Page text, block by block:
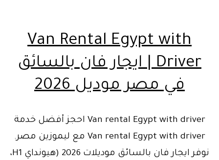
Van Rental Egypt with
Driver | ايجار فان بالسائق
في مصر موديل 2026
Van rental Egypt with driver احجز أفضل خدمة
Van rental Egypt with driver مع ليموزين مصر.
نوفر ايجار فان بالسائق موديلات 2026 (هيونداي H1،